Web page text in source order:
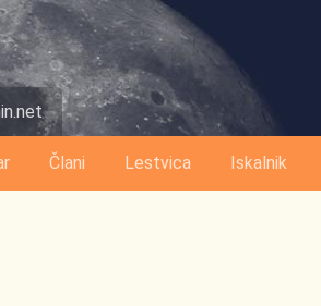
Člani Lestvica Iskalnik